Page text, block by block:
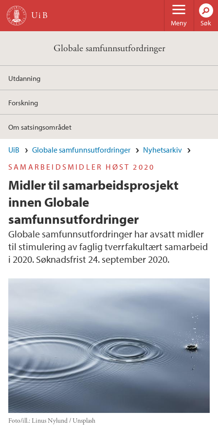
Hopp til hovedinnhold
Meny Søk
Globale samfunnsutfordringer
Utdanning
Forskning
Om satsingsområdet
UiB Globale samfunnsutfordringer
Nyhetsarkiv
SAMARBEIDSMIDLER HØST 2020
Midler til samarbeidsprosjekt
innen Globale
samfunnsutfordringer
Globale samfunnsutfordringer har avsatt midler
til stimulering av faglig tverrfakultært samarbeid
i 2020. Søknadsfrist 24. september 2020.
Foto/ill.:Linus Nylund / Unsplash